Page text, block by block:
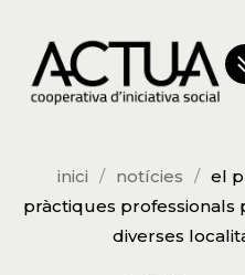
inici notícies
el
pràctiques professionals
diverses